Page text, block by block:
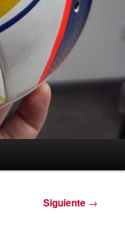
Siguiente →